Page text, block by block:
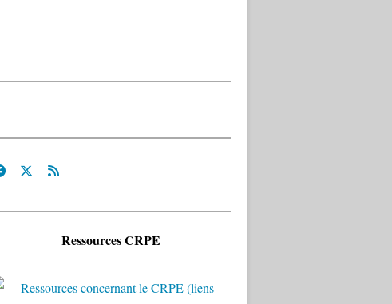
Ressources CRPE